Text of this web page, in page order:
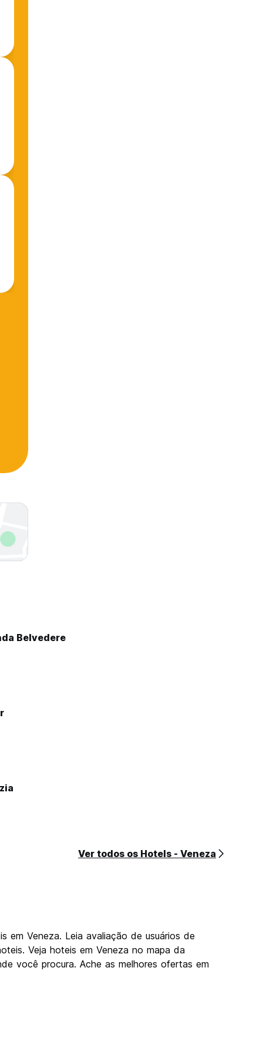
Belvedere
Ver todos os Hotels - Veneza
em Veneza. Leia avaliação de usuários de
Veja hoteis em Veneza no mapa da
você procura. Ache as melhores ofertas em